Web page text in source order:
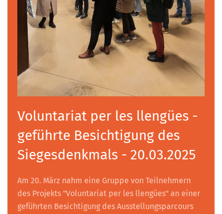
Voluntariat per les llengües -
geführte Besichtigung des
Siegesdenkmals - 20.03.2025
Am 20. März nahm eine Gruppe von Teilnehmern
des Projekts "Voluntariat per les llengües" an einer
geführten Besichtigung des Ausstellungsparcours